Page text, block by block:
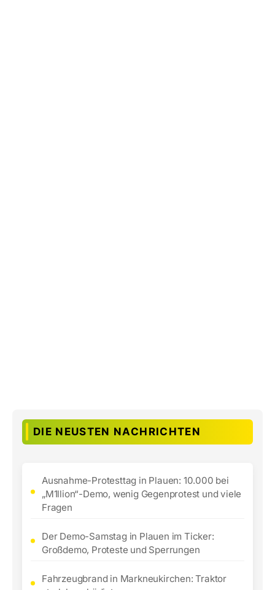
DIE NEUSTEN NACHRICHTEN
Ausnahme-Protesttag in Plauen: 10.000 bei
„M1llion“-Demo, wenig Gegenprotest und viele
Fragen
Der Demo-Samstag in Plauen im Ticker:
Großdemo, Proteste und Sperrungen
Fahrzeugbrand in Markneukirchen: Traktor